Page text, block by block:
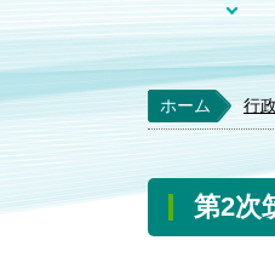
ホーム 行
第2次